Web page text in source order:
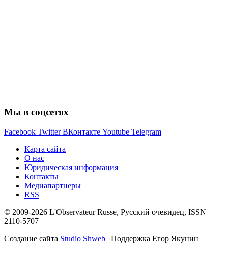
Мы в соцсетях
Facebook Twitter ВКонтакте Youtube Telegram
Карта сайта
О нас
Юридическая информация
Контакты
Медиапартнеры
RSS
© 2009-2026 L'Observateur Russe, Русский очевидец, ISSN
2110-5707
Создание сайта Studio Shweb | Поддержка Егор Якунин